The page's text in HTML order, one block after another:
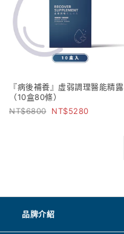
『病後補養』虛弱調理醫能精露
（10盒80條）
6800
5280
品牌介紹